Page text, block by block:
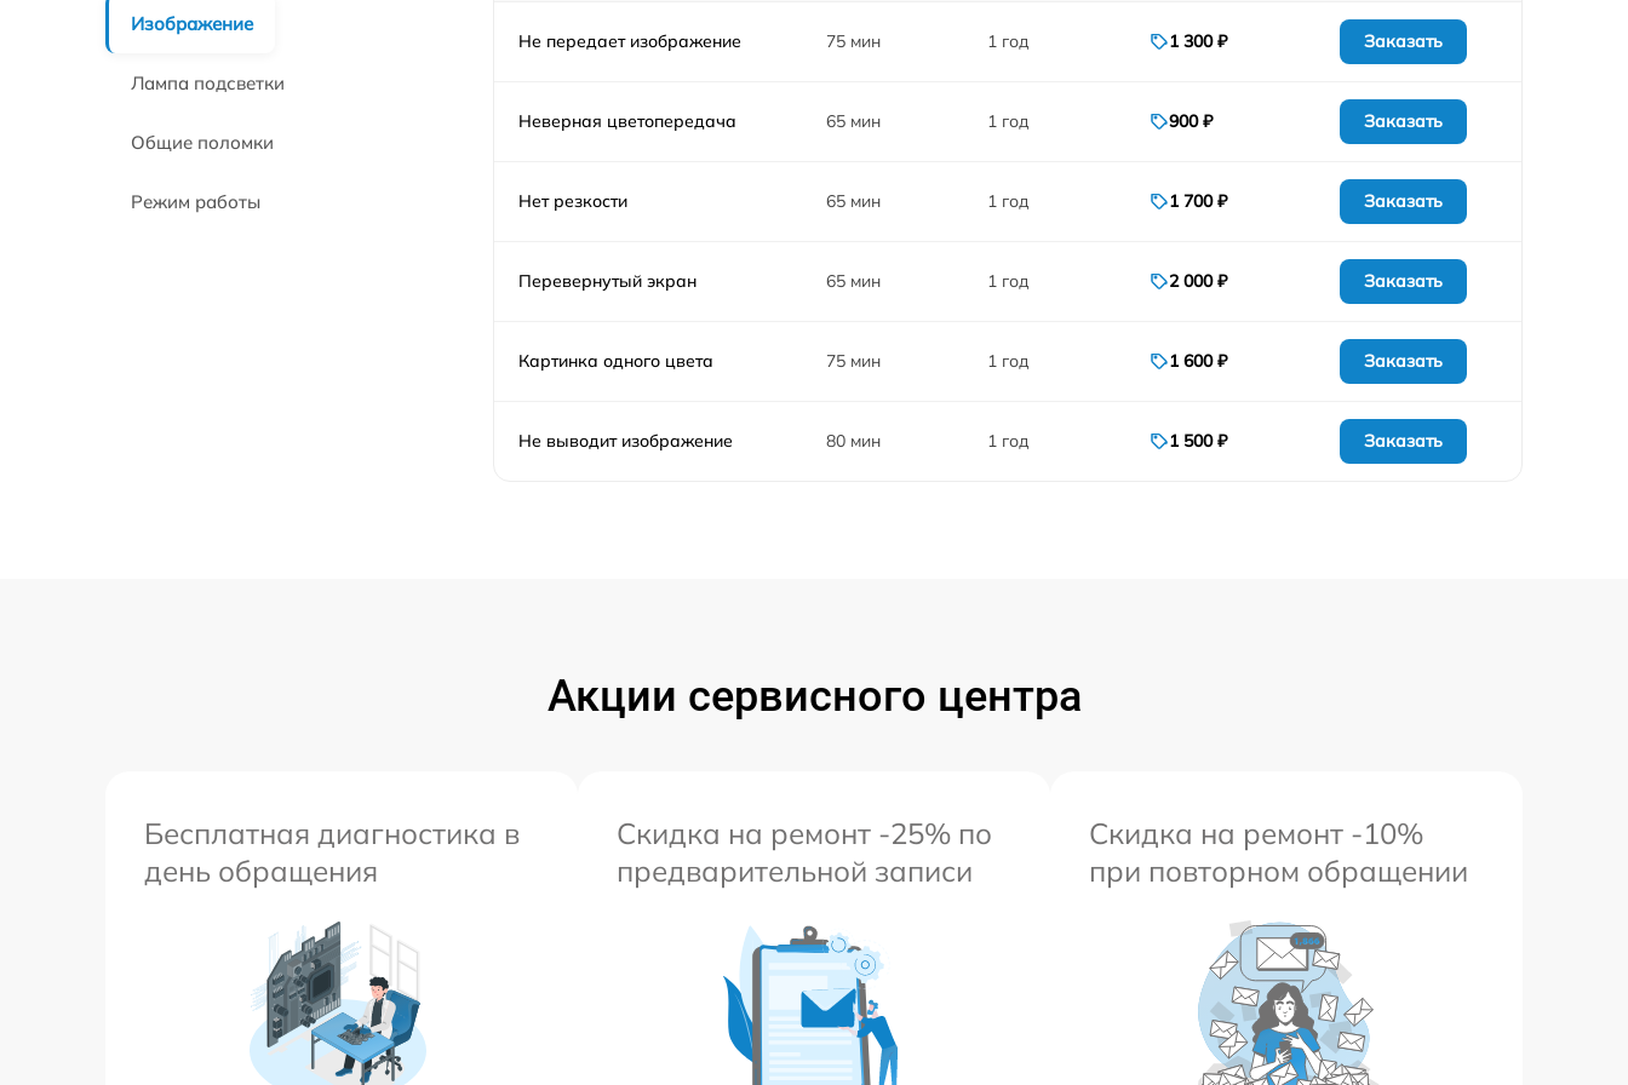
Изображение
Лампа подсветки
Общие поломки
Режим работы
Не передает изображение 75 мин 1 год 1 300 ₽ Заказать
Неверная цветопередача 65 мин 1 год 900 ₽ Заказать
Нет резкости 65 мин 1 год 1 700 ₽ Заказать
Перевернутый экран 65 мин 1 год 2 000 ₽ Заказать
Картинка одного цвета 75 мин 1 год 1 600 ₽ Заказать
Не выводит изображение 80 мин 1 год 1 500 ₽ Заказать
Акции сервисного центра
Бесплатная диагностика в
день обращения
Скидка на ремонт -25% по
предварительной записи
Скидка на ремонт -10%
при повторном обращении